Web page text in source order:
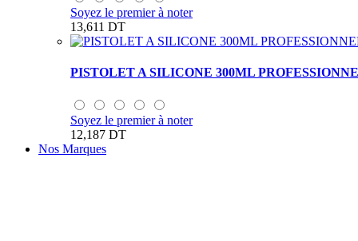
Soyez le premier à noter
13,611 DT
PISTOLET A SILICONE 300ML
Soyez le premier à noter
12,187 DT
Nos Marques